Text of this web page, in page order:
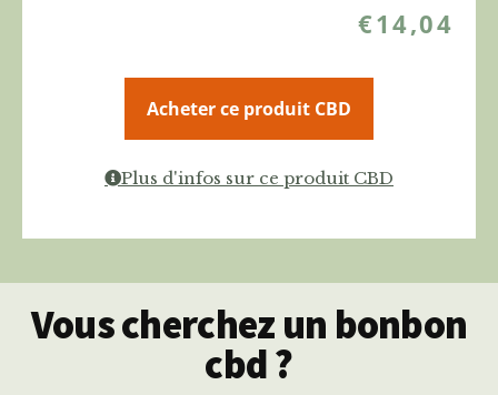
€14,04
Acheter ce produit CBD
Plus d'infos sur ce produit CBD
Vous cherchez un bonbon
cbd ?